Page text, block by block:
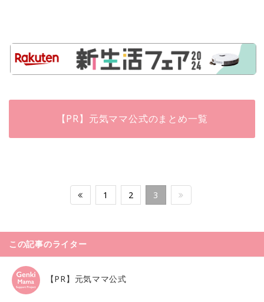
【PR】元気ママ公式のまとめ一覧
1 2 3
この記事のライター
【PR】元気ママ公式